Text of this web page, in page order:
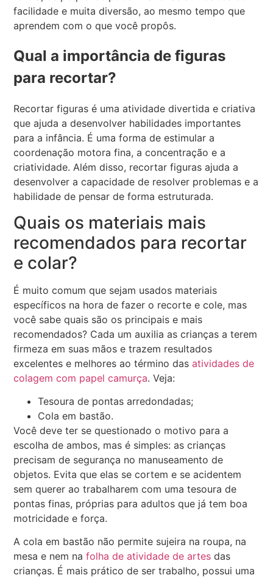
facilidade e muita diversão, ao mesmo tempo que
aprendem com o que você propôs.
Qual a importância de figuras
para recortar?
Recortar figuras é uma atividade divertida e criativa
que ajuda a desenvolver habilidades importantes
para a infância. É uma forma de estimular a
coordenação motora fina, a concentração e a
criatividade. Além disso, recortar figuras ajuda a
desenvolver a capacidade de resolver problemas e a
habilidade de pensar de forma estruturada.
Quais os materiais mais
recomendados para recortar
e colar?
É muito comum que sejam usados materiais
específicos na hora de fazer o recorte e cole, mas
você sabe quais são os principais e mais
recomendados? Cada um auxilia as crianças a terem
firmeza em suas mãos e trazem resultados
excelentes e melhores ao término dasatividades de
colagem com papel camurça. Veja:
Tesoura de pontas arredondadas;
Cola em bastão.
Você deve ter se questionado o motivo para a
escolha de ambos, mas é simples: as crianças
precisam de segurança no manuseamento de
objetos. Evita que elas se cortem e se acidentem
sem querer ao trabalharem com uma tesoura de
pontas finas, próprias para adultos que já tem boa
motricidade e força.
A cola em bastão não permite sujeira na roupa, na
mesa e nem nafolha de atividade de artes das
crianças. É mais prático de ser trabalho, possui uma